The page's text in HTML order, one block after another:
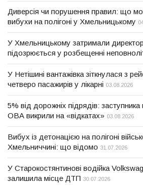
Диверсія чи порушення правил: що
вибухи на полігоні у Хмельницькому
У Хмельницькому затримали
підозрюється у розбещенні
У Нетішині вантажівка зіткнулася з
четверо пасажирів у лікарні 03.08.2026
5% від дорожніх підрядів:
ОВА викрили на «відкатах» 03.08.2026
Вибух із детонацією на полігоні
Хмельниччині: що відомо 31.07.2026
У Старокостянтинові водійка
залишила місце ДТП 30.07.2026